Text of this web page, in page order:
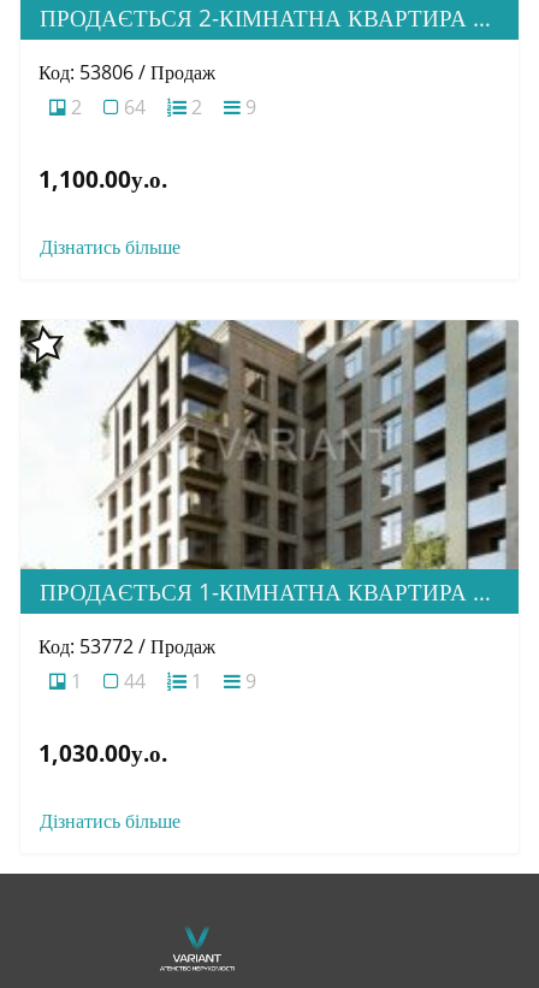
ПРОДАЄТЬСЯ 2-КІМНАТНА КВАРТИРА В НОВОМУ ЖК “ДІМ ДРУГЕТІВ”
Код: 53806 / Продаж
2
64 2 9
1,100.00у.о.
Дізнатись більше
ПРОДАЄТЬСЯ 1-КІМНАТНА КВАРТИРА В НОВОМУ ЖК “ДІМ ДРУГЕТІВ”
Код: 53772 / Продаж
1
44 1 9
1,030.00у.о.
Дізнатись більше